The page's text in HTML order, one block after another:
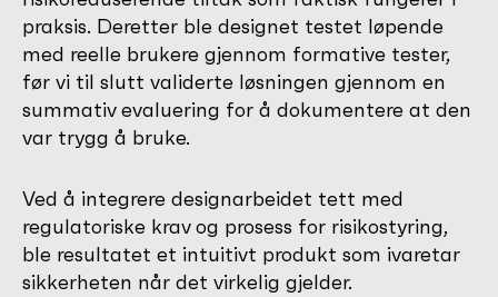
praksis. Deretter ble designet testet løpende
med reelle brukere gjennom formative tester,
før vi til slutt validerte løsningen gjennom en
summativ evaluering for å dokumentere at den
var trygg å bruke.
Ved å integrere designarbeidet tett med
regulatoriske krav og prosess for risikostyring,
ble resultatet et intuitivt produkt som ivaretar
sikkerheten når det virkelig gjelder.